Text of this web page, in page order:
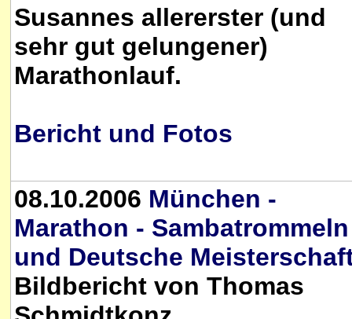
Susannes allererster (und
sehr gut gelungener)
Marathonlauf.
Bericht und Fotos
08.10.2006 München -
Marathon - Sambatrommeln
und Deutsche
Bildbericht von Thomas